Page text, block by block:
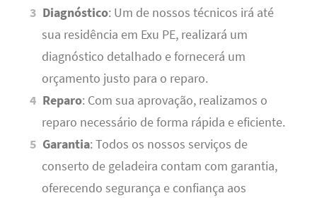
Diagnóstico: Um de nossos técnicos irá até
sua residência em Exu PE, realizará um
diagnóstico detalhado e fornecerá um
orçamento justo para o reparo.
Reparo: Com sua aprovação, realizamos o
reparo necessário de forma rápida e eficiente.
Garantia: Todos os nossos serviços de
conserto de geladeira contam com garantia,
oferecendo segurança e confiança aos